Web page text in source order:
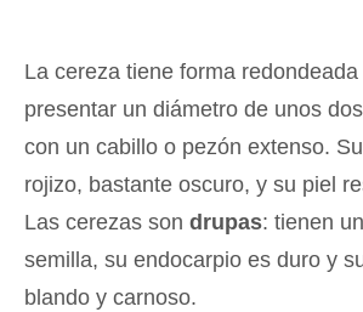
La cereza tiene forma
presentar un diámetro de unos
con un cabillo o pezón extenso. Su
rojizo, bastante oscuro, y su piel
Las cerezas son drupas: tienen
semilla, su endocarpio es duro y
blando y carnoso.